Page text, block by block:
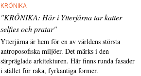
KRÖNIKA
"KRÖNIKA: Här i Ytterjärna tar katter
selfies och pratar"
Ytterjärna är hem för en av världens största
antroposofiska miljöer. Det märks i den
särpräglade arkitekturen. Här finns runda fasader
i stället för raka, fyrkantiga former.